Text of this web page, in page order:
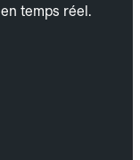
temps réel.